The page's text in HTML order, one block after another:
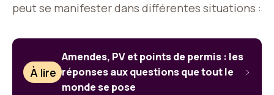
peut se manifester dans différentes situations :
À lire
Amendes, PV et points de permis : les
réponses aux questions que tout le
monde se pose